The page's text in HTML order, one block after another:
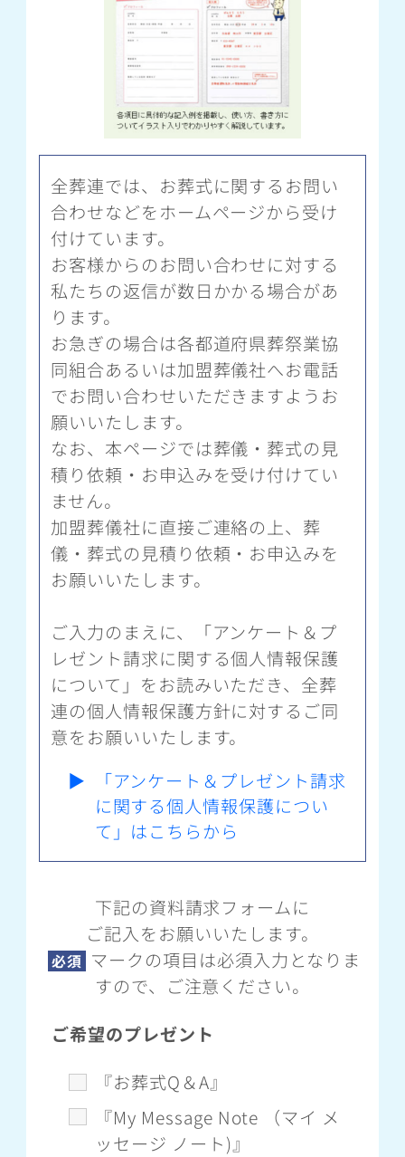
全葬連では、お葬式に関するお問い
合わせなどをホームページから受け
付けています。
お客様からのお問い合わせに対する
私たちの返信が数日かかる場合があ
ります。
お急ぎの場合は各都道府県葬祭業協
同組合あるいは加盟葬儀社へお電話
でお問い合わせいただきますようお
願いいたします。
なお、本ページでは葬儀・葬式の見
積り依頼・お申込みを受け付けてい
ません。
加盟葬儀社に直接ご連絡の上、葬
儀・葬式の見積り依頼・お申込みを
お願いいたします。
ご入力のまえに、「アンケート＆プ
レゼント請求に関する個人情報保護
について」をお読みいただき、全葬
連の個人情報保護方針に対するご同
意をお願いいたします。
▶
「アンケート＆プレゼント請求
に関する個人情報保護につい
て」はこちらから
下記の資料請求フォームに
ご記入をお願いいたします。
必須 マークの項目は必須入力となりま
すので、ご注意ください。
ご希望のプレゼント
『お葬式Q＆A』
『My Message Note （マイ メ
ッセージ ノート)』